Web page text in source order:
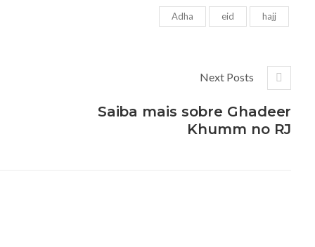
Adha eid hajj
Next Posts
Saiba mais sobre Ghadeer
Khumm no RJ